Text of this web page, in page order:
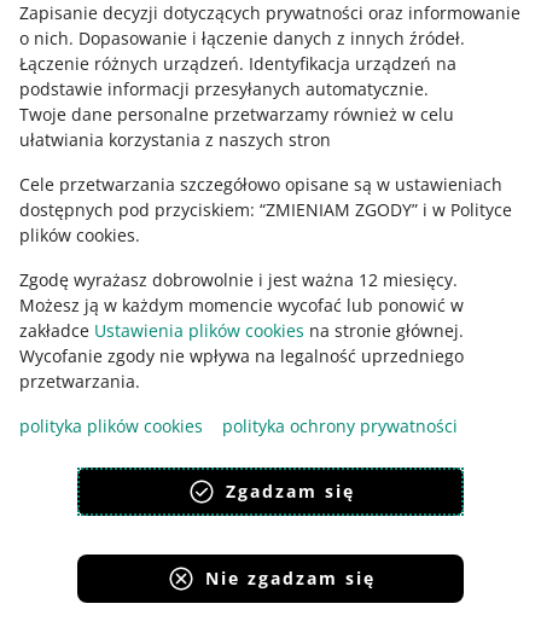
Zapisanie decyzji dotyczących prywatności oraz informowanie
o nich. Dopasowanie i łączenie danych z innych źródeł.
Łączenie różnych urządzeń. Identyfikacja urządzeń na
podstawie informacji przesyłanych automatycznie.
Twoje dane personalne przetwarzamy również w celu
ułatwiania korzystania z naszych stron
Cele przetwarzania szczegółowo opisane są w ustawieniach
dostępnych pod przyciskiem: “ZMIENIAM ZGODY” i w Polityce
plików cookies.
Zgodę wyrażasz dobrowolnie i jest ważna 12 miesięcy.
Możesz ją w każdym momencie wycofać lub ponowić w
zakładce Ustawienia plików cookies na stronie głównej.
Wycofanie zgody nie wpływa na legalność uprzedniego
przetwarzania.
polityka plików cookies
polityka ochrony prywatności
Zgadzam się
Nie zgadzam się
PODCAST
051: Prawne aspekty prowadzenia
sklepu internetowego - Marcin Tomczak
Zapytaj społeczność
Zajrzyj na Allegro Gadane
Ta strona jest też dostępna w innych językach
wygląd:
Serwisy Grupy Allegro